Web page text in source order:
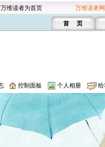
维读者为首页 万维读者
首 页
控制面板 个人相册 给